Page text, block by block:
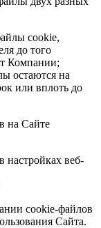
cookie,
до того
Компании;
остаются на
или вплоть до
на Сайте
настройках веб-
cookie-файлов
Сайта.